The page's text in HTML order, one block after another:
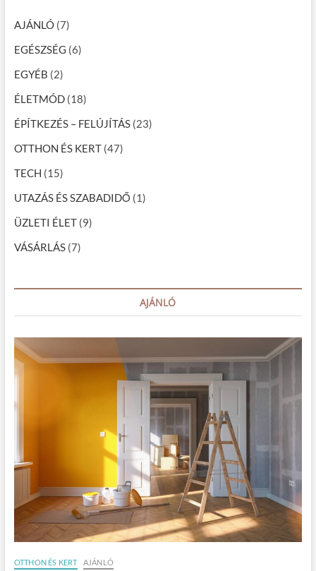
v
i
g
á
c
i
ó
AJÁNLÓ(7)
EGÉSZSÉG (6)
EGYÉB (2)
ÉLETMÓD(18)
ÉPÍTKEZÉS – FELÚJÍTÁS(23)
OTTHON ÉS KERT(47)
TECH (15)
UTAZÁS ÉS SZABADIDŐ (1)
ÜZLETI ÉLET(9)
VÁSÁRLÁS(7)
AJÁNLÓ
OTTHON ÉS KERT AJÁNLÓ